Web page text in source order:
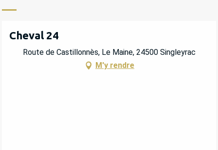
Cheval 24
Route de Castillonnès, Le Maine, 24500 Singleyrac
M'y rendre